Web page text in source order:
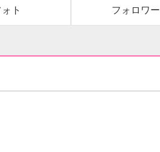
ト フォロワー